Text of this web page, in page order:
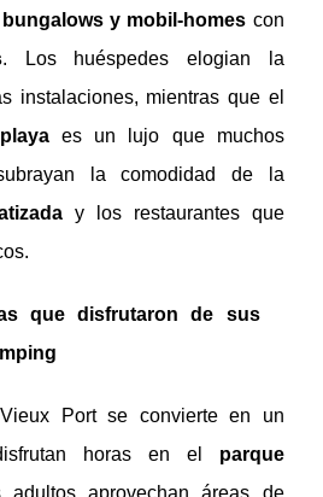
bungalows y mobil-homes con
. Los huéspedes elogian la
instalaciones, mientras que el
playa es un lujo que muchos
la comodidad de la
y los restaurantes que
que disfrutaron de sus
Port se convierte en un
horas en el parque